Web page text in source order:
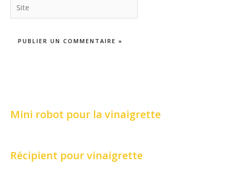
Mini robot pour la vinaigrette
Récipient pour vinaigrette